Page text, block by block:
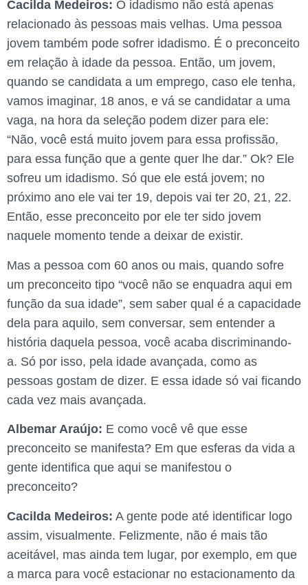
Cacilda Medeiros: O idadismo não está apenas
relacionado às pessoas mais velhas. Uma pessoa
jovem também pode sofrer idadismo. É o preconceito
em relação à idade da pessoa. Então, um jovem,
quando se candidata a um emprego, caso ele tenha,
vamos imaginar, 18 anos, e vá se candidatar a uma
vaga, na hora da seleção podem dizer para ele:
“Não, você está muito jovem para essa profissão,
para essa função que a gente quer lhe dar.” Ok? Ele
sofreu um idadismo. Só que ele está jovem; no
próximo ano ele vai ter 19, depois vai ter 20, 21, 22.
Então, esse preconceito por ele ter sido jovem
naquele momento tende a deixar de existir.
Mas a pessoa com 60 anos ou mais, quando sofre
um preconceito tipo “você não se enquadra aqui em
função da sua idade”, sem saber qual é a capacidade
dela para aquilo, sem conversar, sem entender a
história daquela pessoa, você acaba discriminando-
a. Só por isso, pela idade avançada, como as
pessoas gostam de dizer. E essa idade só vai ficando
cada vez mais avançada.
Albemar Araújo: E como você vê que esse
preconceito se manifesta? Em que esferas da vida a
gente identifica que aqui se manifestou o
preconceito?
Cacilda Medeiros: A gente pode até identificar logo
assim, visualmente. Felizmente, não é mais tão
aceitável, mas ainda tem lugar, por exemplo, em que
a marca para você estacionar no estacionamento da